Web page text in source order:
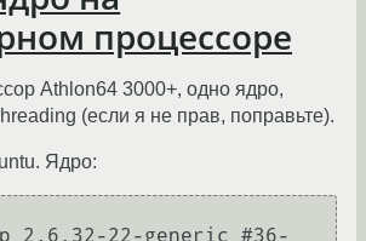
процессоре
Athlon64 3000+, одно ядро,
(если я не прав, поправьте).
Ядро:
2.6.32-22-generic #36-